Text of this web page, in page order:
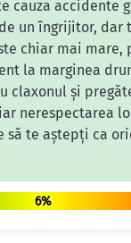
cauza accidente
un îngrijitor, dar
chiar mai mare,
la marginea
claxonul și
nerespectarea
să te aștepți ca
6%